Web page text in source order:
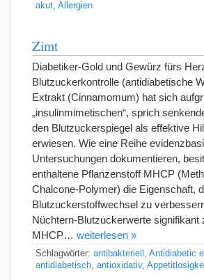
akut Allergien
Zimt
Diabetiker-Gold und Gewürz fürs
Blutzuckerkontrolle (antidiabetische
Extrakt (Cinnamomum) hat sich
„insulinmimetischen“, sprich
den Blutzuckerspiegel als effektive
erwiesen. Wie eine Reihe
Untersuchungen dokumentieren,
enthaltene Pflanzenstoff MHCP
Chalcone-Polymer) die Eigenschaft,
Blutzuckerstoffwechsel zu
Nüchtern-Blutzuckerwerte signifikant
MHCP… weiterlesen »
Schlagwörter: antibakteriell Antidiabetic
antidiabetisch antioxidativ,